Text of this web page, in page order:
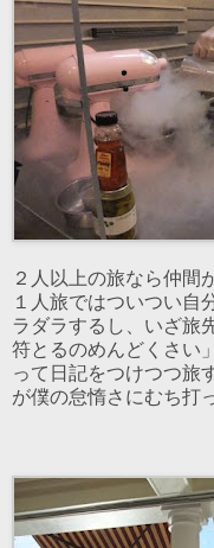
２人以上の旅なら仲間
１人旅ではついつい自
ラダラするし、いざ旅
符とるのめんどくさい
って日記をつけつつ旅
が僕の怠惰さにむち打